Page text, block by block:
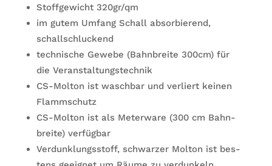
Stoff­ge­wicht 320gr/qm
im gutem Umfang Schall absor­bie­rend,
schallschluckend
tech­ni­sche Gewebe (Bahn­breite 300cm) für
die Veranstaltungstechnik
CS-Mol­ton ist wasch­bar und ver­liert kei­nen
Flammschutz
CS-Mol­ton ist als Meter­ware (300 cm Bahn­
breite) verfügbar
Ver­dunk­lungs­stoff, schwar­zer Mol­ton ist bes­